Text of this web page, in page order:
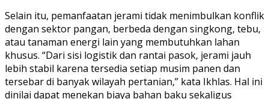
Selain itu, pemanfaatan jerami tidak menimbulkan konflik
dengan sektor pangan, berbeda dengan singkong, tebu,
atau tanaman energi lain yang membutuhkan lahan
khusus. “Dari sisi logistik dan rantai pasok, jerami jauh
lebih stabil karena tersedia setiap musim panen dan
tersebar di banyak wilayah pertanian,” kata Ikhlas. Hal ini
dinilai dapat menekan biaya bahan baku sekaligus